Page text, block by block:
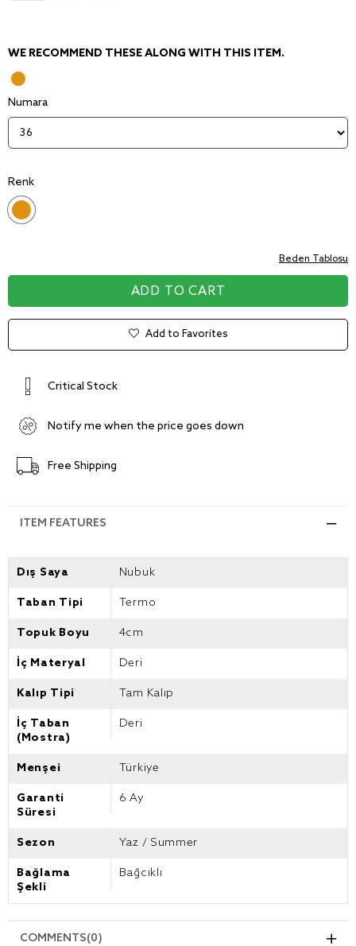
WE RECOMMEND THESE ALONG WITH THIS ITEM.
Numara
Renk
Beden Tablosu
Add to Favorites
Critical Stock
Notify me when the price goes down
Free Shipping
ITEM FEATURES
Dış Saya Nubuk
Taban Tipi Termo
Topuk Boyu 4cm
İç Materyal Deri
Kalıp Tipi Tam Kalıp
İç Taban
(Mostra)
Deri
Menşei Türkiye
Garanti
Süresi
6 Ay
Sezon Yaz / Summer
Bağlama
Şekli
Bağcıklı
COMMENTS(0)